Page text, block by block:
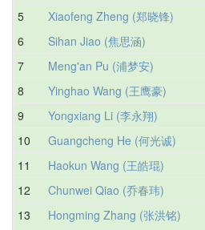
5 Xiaofeng Zheng (郑晓锋)
6 Sihan Jiao (焦思涵)
7 Meng'an Pu (浦梦安)
8 Yinghao Wang (王鹰豪)
9 Yongxiang Li (李永翔)
10 Guangcheng He (何光诚)
11 Haokun Wang (王皓琨)
12 Chunwei Qiao (乔春玮)
13 Hongming Zhang (张洪铭)